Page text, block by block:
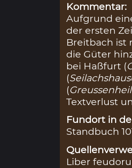
Kommentar:
Aufgrund
der ersten
Breitbach ist
die Güter
bei Haßfurt (
(
(
Textverlust
Fundort in
Standbuch
Liber